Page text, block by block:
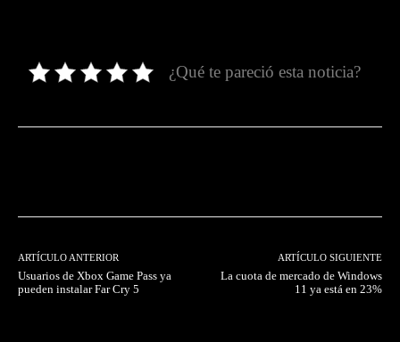
¿Qué te pareció esta noticia?
ARTÍCULO ANTERIOR
Usuarios de Xbox Game Pass ya
pueden instalar Far Cry 5
ARTÍCULO SIGUIENTE
La cuota de mercado de Windows
11 ya está en 23%